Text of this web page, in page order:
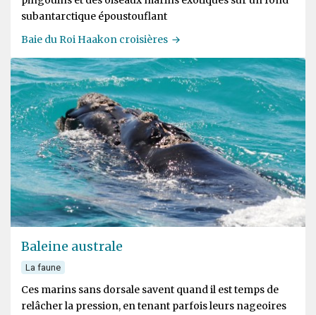
subantarctique époustouflant
Baie du Roi Haakon croisières
Baleine australe
La faune
Ces marins sans dorsale savent quand il est temps de
relâcher la pression, en tenant parfois leurs nageoires